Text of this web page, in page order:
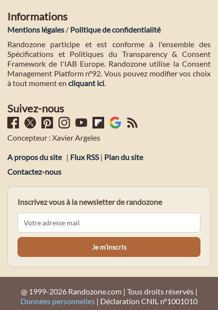
Informations
Mentions légales / Politique de confidentialité
Randozone participe et est conforme à l'ensemble des
Spécifications et Politiques du Transparency & Consent
Framework de l'IAB Europe. Randozone utilise la Consent
Management Platform n°92. Vous pouvez modifier vos choix
à tout moment en cliquant ici.
Suivez-nous
Concepteur : Xavier Argeles
A propos du site | Flux RSS| Plan du site
Contactez-nous
Inscrivez vous à la newsletter de randozone
@ 1999-2026 Randozone.com | Tous droits réservés |
Données personnelles | Déclaration CNIL n°1001010